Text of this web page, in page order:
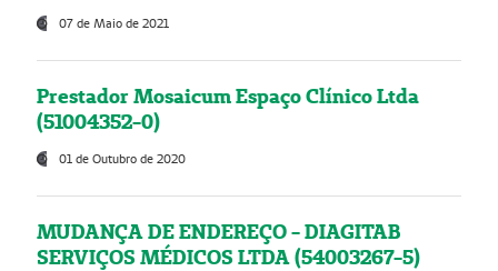
07 de Maio de 2021
Prestador Mosaicum Espaço Clínico Ltda
(51004352-0)
01 de Outubro de 2020
MUDANÇA DE ENDEREÇO - DIAGITAB
SERVIÇOS MÉDICOS LTDA (54003267-5)